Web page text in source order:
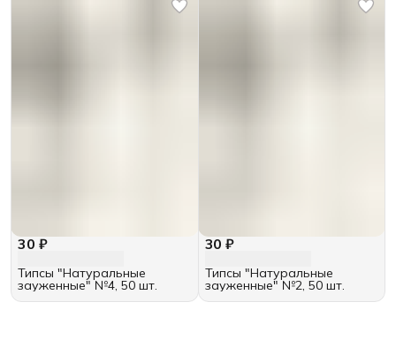
30 ₽
Типсы "Натуральные
зауженные" №4, 50 шт.
30 ₽
Типсы "Натуральные
зауженные" №2, 50 шт.